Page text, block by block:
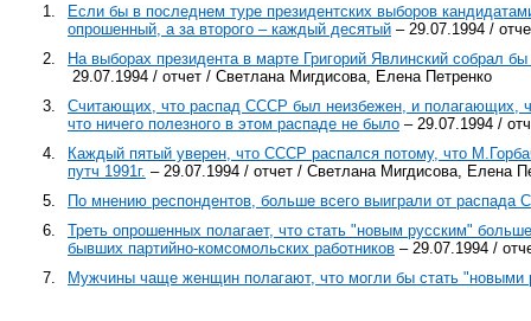
1.
Если бы в последнем туре президентских выборов
опрошенный, а за второго – каждый десятый – 29.07.1994 /
2.
На выборах президента в марте Григорий Явлинский собрал
29.07.1994 / отчет / Светлана Мигдисова, Елена Петренко
3.
Считающих, что распад СССР был неизбежен, и полагающих,
что ничего полезного в этом распаде не было – 29.07.1994 /
4.
Каждый пятый уверен, что СССР распался потому, что
путч 1991г. – 29.07.1994 / отчет / Светлана Мигдисова, Елена
5.
По мнению респондентов, больше всего выиграли от распада
6.
Треть опрошенных полагает, что стать "новым русским"
бывших партийно-комсомольских работников – 29.07.1994 /
7.
Мужчины чаще женщин полагают, что могли бы стать "новыми